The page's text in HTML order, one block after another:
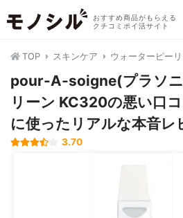
おすすめ商品がもらえる
クチコミポイ活サイト
TOP スキンケア ウォーターピー
pour-A-soigne(プラソ
リーン KC320の悪い口
に使ったリアルな本音レ
3.70